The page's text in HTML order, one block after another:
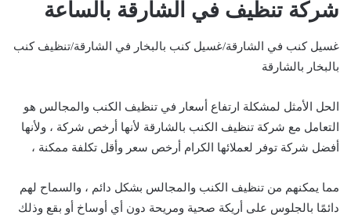
شركة تنظيف في الشارقة بالساعة
غسيل كنب في الشارقة/غسيل كنب بالبخار في الشارقة/تنظيف كنب
بالبخار بالشارقة
الحل الأمثل لمشكلة ارتفاع أسعار في تنظيف الكنب والمجالس هو
التعامل مع شركة تنظيف الكنب بالشارقة لأنها أرخص شركة ، ولأنها
أفضل شركة توفر لعملائها الكرام أرخص سعر وأقل تكلفة ممكنة ،
مما يمكنهم من تنظيف الكنب والمجالس بشكل دائم ، والسماح لهم
دائمًا بالجلوس على أريكة صحية ومريحة دون أي أوساخ أو بقع وذلك